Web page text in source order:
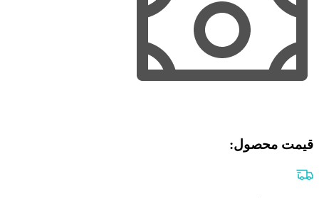
قیمت محصول:​